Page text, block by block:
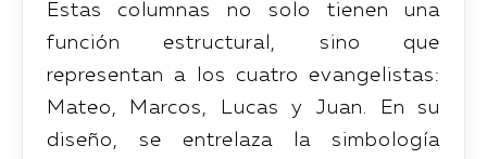
Estas columnas no solo tienen una
función estructural, sino que
representan a los cuatro evangelistas:
Mateo, Marcos, Lucas y Juan. En su
diseño, se entrelaza la simbología